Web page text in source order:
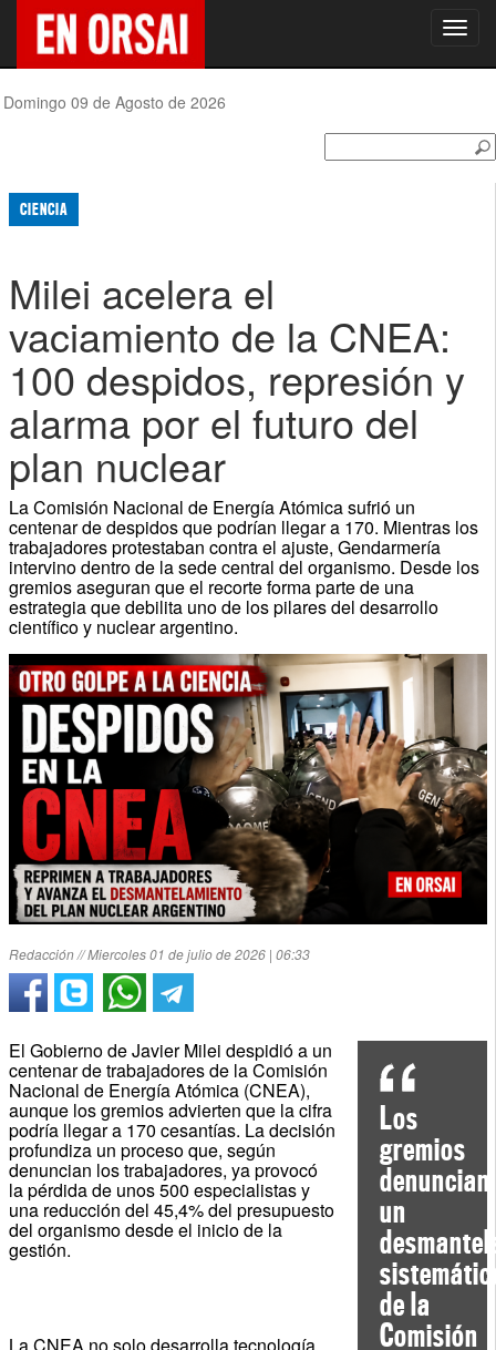
Domingo 09 de Agosto de 2026
CIENCIA
Milei acelera el
vaciamiento de la CNEA:
100 despidos, represión y
alarma por el futuro del
plan nuclear
La Comisión Nacional de Energía Atómica sufrió un
centenar de despidos que podrían llegar a 170. Mientras los
trabajadores protestaban contra el ajuste, Gendarmería
intervino dentro de la sede central del organismo. Desde los
gremios aseguran que el recorte forma parte de una
estrategia que debilita uno de los pilares del desarrollo
científico y nuclear argentino.
Redacción // Miercoles 01 de julio de 2026 | 06:33
Los
gremios
denuncian
un
de la
Comisión
El Gobierno de Javier Milei despidió a un
centenar de trabajadores de la Comisión
Nacional de Energía Atómica (CNEA),
aunque los gremios advierten que la cifra
podría llegar a 170 cesantías. La decisión
profundiza un proceso que, según
denuncian los trabajadores, ya provocó
la pérdida de unos 500 especialistas y
una reducción del 45,4% del presupuesto
del organismo desde el inicio de la
gestión.